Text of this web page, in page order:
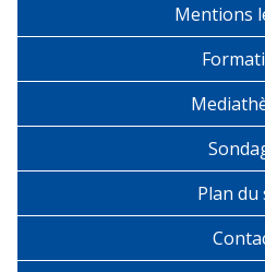
Mentions
Plan du